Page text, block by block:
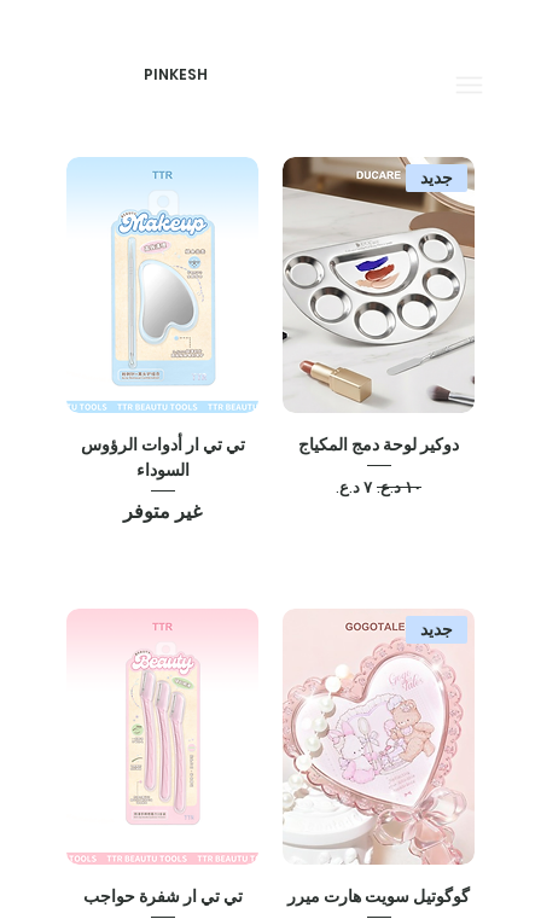
PINKESH
جديد
دوكير لوحة دمج المكياج
سعر عاديسعر البيع
تي تي ار أدوات الرؤوس
السوداء
غير متوفر
جديد
گوگوتيل سويت هارت ميرر تي تي ار شفرة حواجب